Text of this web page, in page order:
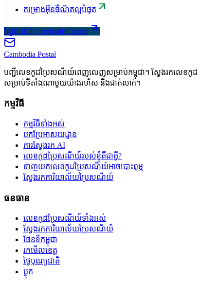
គម្រោងអ៊ីនធឺណិតល្អបំផុត
ស្វែងយល់ CambodiaChoice
Cambodia Postal
បញ្ជីលេខកូដប្រៃសណីយ៍ពេញលេញសម្រាប់កម្ពុជា។ ស្វែងរកលេខកូដ
សម្រាប់ទីតាំងណាមួយយ៉ាងរហ័ស និងជាក់លាក់។
កម្មវិធី
កម្មវិធីទាំងអស់
បកប្រែអាសយដ្ឋាន
ការស្វែងរក AI
លេខកូដប្រៃសណីយ៍របស់ខ្ញុំគឺជាអ្វី?
ទាញយកលេខកូដប្រៃសណីយ៍អាចបោះពុម្ភ
ស្វែងរកការិយាល័យប្រៃសណីយ៍
ធនធាន
លេខកូដប្រៃសណីយ៍ទាំងអស់
ស្វែងរកការិយាល័យប្រៃសណីយ៍
ផែនទីកម្ពុជា
រកមើលខេត្ត
ថ្ងៃបុណ្យជាតិ
ប្លុក